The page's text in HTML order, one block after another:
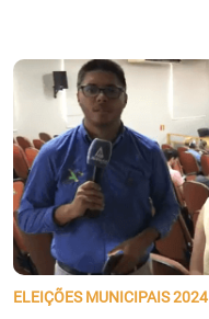
ELEIÇÕES MUNICIPAIS 2024